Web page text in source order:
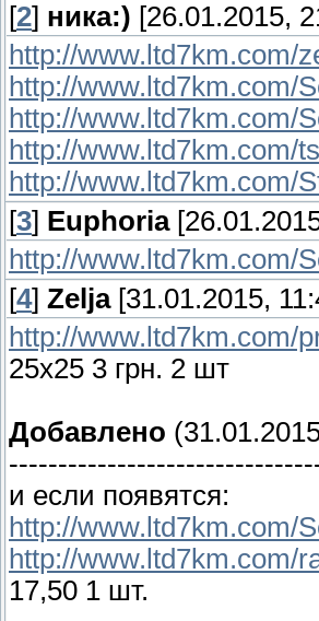
[2] ника:) [26.01.2015,
http://www.ltd7km.com/
http://www.ltd7km.com/
http://www.ltd7km.com/
http://www.ltd7km.com/
http://www.ltd7km.com/
[3] Euphoria
http://www.ltd7km.com/
[4] Zelja[31.01.2015,
http://www.ltd7km.com/
25х25 3 грн. 2 шт
Добавлено
и если появятся:
http://www.ltd7km.com/
http://www.ltd7km.com/
17,50 1 шт.